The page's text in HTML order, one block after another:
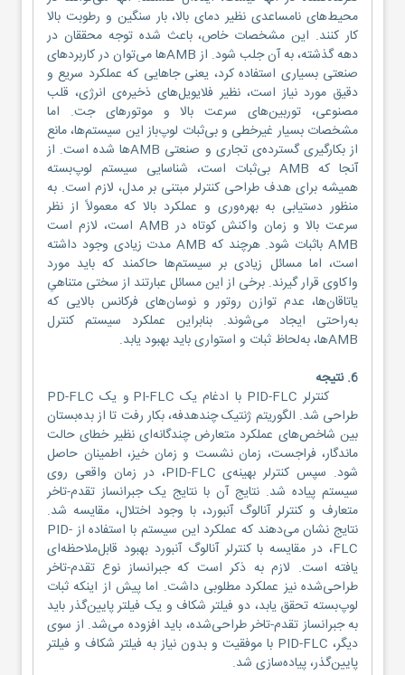
محیط‌های نامساعدی نظیر دمای بالا، بار سنگین و رطوبت بالا
کار کنند. این مشخصات خاص، باعث شده توجه محققان در
دهه گذشته، به آن جلب شود. از AMBها می‌توان در کاربردهای
صنعتی بسیاری استفاده کرد، یعنی جاهایی که عملکرد سریع و
دقیق مورد نیاز است، نظیر فلایویل‌های ذخیره‌ی انرژی، قلب
مصنوعی، توربین‌های سرعت بالا و موتورهای جت. اما
مشخصات بسیار غیرخطی و بی‌ثبات لوپ‌باز این سیستم‌ها، مانع
از بکارگیری گسترده‌ی تجاری و صنعتی AMBها شده است. از
آنجا که AMB بی‌ثبات است، شناسایی سیستم لوپ‌بسته
همیشه برای هدف طراحی کنترلر مبتنی بر مدل، لازم است. به
منظور دستیابی به بهره‌وری و عملکرد بالا که معمولاً از نظر
سرعت بالا و زمان واکنش کوتاه در AMB است، لازم است
AMB باثبات شود. هرچند که AMB مدت زیادی وجود داشته
است، اما مسائل زیادی بر سیستم‌ها حاکمند که باید مورد
واکاوی قرار گیرند. برخی از این مسائل عبارتند از سختی متناهیِ
یاتاقان‌ها، عدم توازن روتور و نوسان‌های فرکانس بالایی که
به‌راحتی ایجاد می‌شوند. بنابراین عملکرد سیستم کنترل
AMBها، به‌لحاظ ثبات و استواری باید بهبود ‌یابد.
6. نتیجه
کنترلر PID-FLC با ادغام یک PI-FLC و یک PD-FLC
طراحی شد. الگوریتم ژنتیک چندهدفه، بکار رفت تا از بده‌بستان
بین شاخص‌های عملکرد متعارض چندگانه‌ای نظیر خطای حالت
ماندگار، فراجست، زمان نشست و زمان خیز، اطمینان حاصل
شود. سپس کنترلر بهینه‌ی PID-FLC، در زمان واقعی روی
سیستم پیاده شد. نتایج آن با نتایج یک جبرانساز تقدم-تاخر
متعارف و کنترلر آنالوگ آنبورد، با وجود اختلال، مقایسه شد.
نتایج نشان می‌دهند که عملکرد این سیستم با استفاده از PID-
FLC، در مقایسه با کنترلر آنالوگ آنبورد بهبود قابل‌ملاحظه‌ای
یافته است. لازم به ذکر است که جبرانساز نوع تقدم-تاخر
طراحی‌شده نیز عملکرد مطلوبی داشت. اما پیش از اینکه ثبات
لوپ‌بسته تحقق یابد، دو فیلتر شکاف و یک فیلتر پایین‌گذر باید
به جبرانساز تقدم-تاخر طراحی‌شده، باید افزوده می‌شد. از سوی
دیگر، PID-FLC با موفقیت و بدون نیاز به فیلتر شکاف و فیلتر
پایین‌گذر، پیاده‌سازی شد.